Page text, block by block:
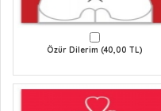
Özür Dilerim (40,00 TL)